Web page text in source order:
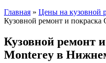
Главная » Цены на кузовной
Кузовной ремонт и покраска
Кузовной ремонт
Monterey в